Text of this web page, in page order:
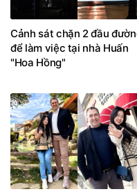
Cảnh sát chặn 2 đầu
để làm việc tại nhà Huấn
"Hoa Hồng"